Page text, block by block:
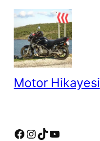
İçeriğe
Motor Hikayesi
Facebook InstagramTikTok YouTube